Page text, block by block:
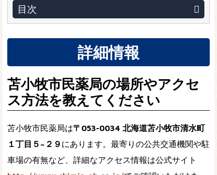
目次
詳細情報
苫小牧市民薬局の場所やアクセ
ス方法を教えてください
苫小牧市民薬局は〒053-0034 北海道苫小牧市清水町
１丁目５−２９ にあります。最寄りの公共交通機関や駐
車場の有無など、詳細なアクセス情報は公式サイト